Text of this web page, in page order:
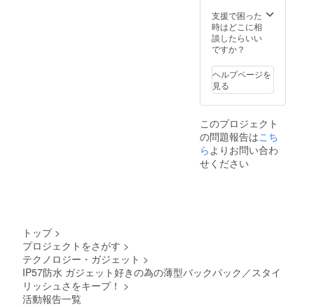
支援で困った
時はどこに相
談したらいい
ですか？
ヘルプページを
見る
このプロジェクト
の問題報告はこち
らよりお問い合わ
せください
トップ >
プロジェクトをさがす >
テクノロジー・ガジェット >
IP57防水 ガジェット好きの為の薄型バックパック／スタイ
リッシュさをキープ！ >
活動報告一覧